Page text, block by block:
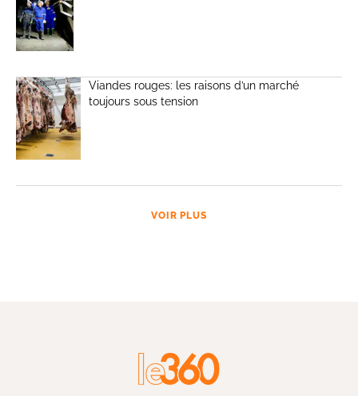
Viandes rouges: les raisons d’un marché
toujours sous tension
VOIR PLUS